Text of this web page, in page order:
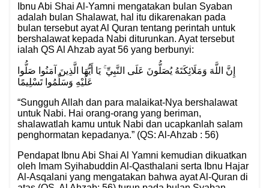
Ibnu Abi Shai Al-Yamni mengatakan bulan Syaban
adalah bulan Shalawat, hal itu dikarenakan pada
bulan tersebut ayat Al Quran tentang perintah untuk
bershalawat kepada Nabi diturunkan. Ayat tersebut
ialah QS Al Ahzab ayat 56 yang berbunyi:
إِنَّ اللَّهَ وَمَلَائِكَتَهُ يُصَلُّونَ عَلَى النَّبِيِّ ۚ يَا أَيُّهَا الَّذِينَ آمَنُوا صَلُّوا
عَلَيْهِ وَسَلِّمُوا تَسْلِيمًا
“Sungguh Allah dan para malaikat-Nya bershalawat
untuk Nabi. Hai orang-orang yang beriman,
shalawatlah kamu untuk Nabi dan ucapkanlah salam
penghormatan kepadanya.” (QS: Al-Ahzab : 56)
Pendapat Ibnu Abi Shai Al Yamni kemudian dikuatkan
oleh Imam Syihabuddin Al-Qasthalani serta Ibnu Hajar
Al-Asqalani yang mengatakan bahwa ayat Al-Quran di